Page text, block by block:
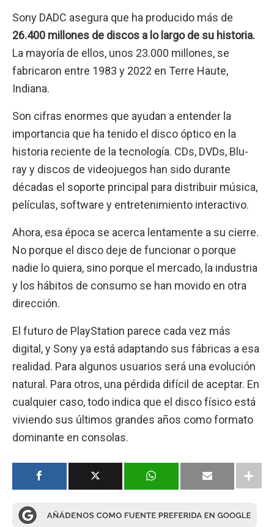
Sony DADC asegura que ha producido más de
26.400 millones de discos a lo largo de su historia.
La mayoría de ellos, unos 23.000 millones, se
fabricaron entre 1983 y 2022 en Terre Haute,
Indiana.
Son cifras enormes que ayudan a entender la
importancia que ha tenido el disco óptico en la
historia reciente de la tecnología. CDs, DVDs, Blu-
ray y discos de videojuegos han sido durante
décadas el soporte principal para distribuir música,
películas, software y entretenimiento interactivo.
Ahora, esa época se acerca lentamente a su cierre.
No porque el disco deje de funcionar o porque
nadie lo quiera, sino porque el mercado, la industria
y los hábitos de consumo se han movido en otra
dirección.
El futuro de PlayStation parece cada vez más
digital, y Sony ya está adaptando sus fábricas a esa
realidad. Para algunos usuarios será una evolución
natural. Para otros, una pérdida difícil de aceptar. En
cualquier caso, todo indica que el disco físico está
viviendo sus últimos grandes años como formato
dominante en consolas.